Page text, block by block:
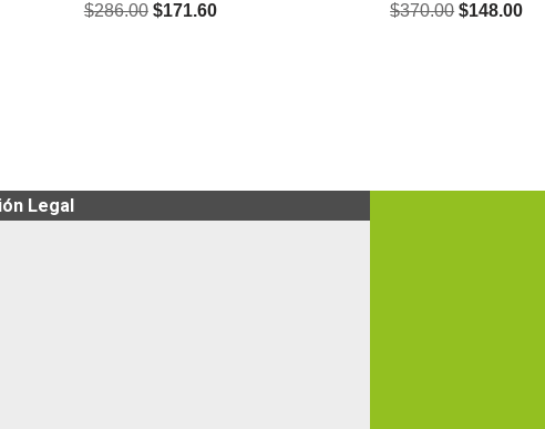
$286.00 $171.60 $370.00 $148.00
Legal